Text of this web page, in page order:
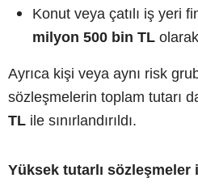
Konut veya çatılı iş yeri
milyon 500 bin TL
Ayrıca kişi veya aynı risk
sözleşmelerin toplam tutarı
TL ile sınırlandırıldı.
Yüksek tutarlı